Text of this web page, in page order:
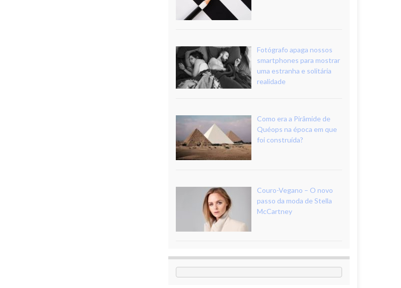
Fotógrafo apaga nossos
smartphones para mostrar
uma estranha e solitária
realidade
Como era a Pirâmide de
Quéops na época em que
foi construída?
Couro-Vegano – O novo
passo da moda de Stella
McCartney